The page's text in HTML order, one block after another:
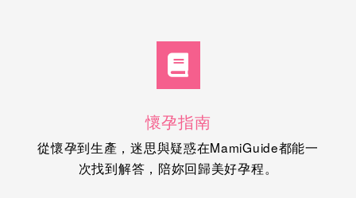
懷孕指南
從懷孕到生產，迷思與疑惑在MamiGuide都能一
次找到解答，陪妳回歸美好孕程。